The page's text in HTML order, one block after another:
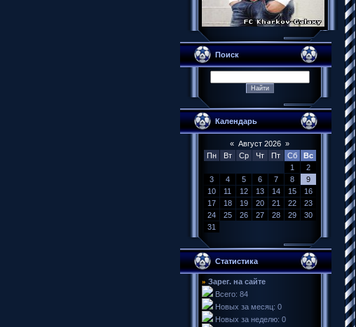
Поиск
Календарь
« Август 2026 »
Пн
Вт Ср Чт Пт Сб
Вс
1
2
3
4 5 6 7 8
9
10
11 12 13 14 15
16
17
18 19 20 21 22
23
24
25 26 27 28 29
30
31
Статистика
» Зарег. на сайте
Всего: 84
Новых за месяц: 0
Новых за неделю: 0